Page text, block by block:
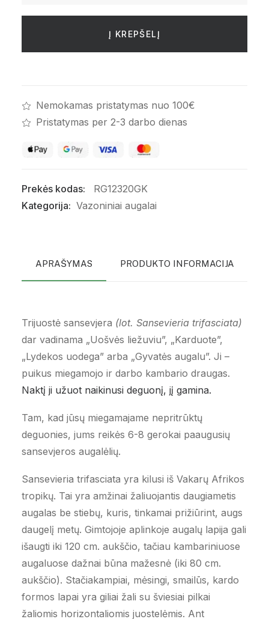
Trijuostė
Į KREPŠELĮ
Nemokamas pristatymas nuo 100€
Pristatymas per 2-3 darbo dienas
Prekės kodas:
RG12320GK
Kategorija: Vazoniniai augalai
APRAŠYMAS PRODUKTO INFORMACIJA
Trijuostė sansevjera (lot. Sansevieria trifasciata)
dar vadinama „Uošvės liežuviu”, „Karduote”,
„Lydekos uodega” arba „Gyvatės augalu”. Ji –
puikus miegamojo ir darbo kambario draugas.
Naktį ji užuot naikinusi deguonį, jį gamina.
Tam, kad jūsų miegamajame nepritrūktų
deguonies, jums reikės 6-8 gerokai paaugusių
sansevjeros augalėlių.
Sansevieria trifasciata yra kilusi iš Vakarų Afrikos
tropikų. Tai yra amžinai žaliuojantis daugiametis
augalas be stiebų, kuris, tinkamai prižiūrint, augs
daugelį metų. Gimtojoje aplinkoje augalų lapija gali
išaugti iki 120 cm. aukščio, tačiau kambariniuose
augaluose dažnai būna mažesnė (iki 80 cm.
aukščio). Stačiakampiai, mėsingi, smailūs, kardo
formos lapai yra giliai žali su šviesiai pilkai
žaliomis horizontaliomis juostelėmis. Ant